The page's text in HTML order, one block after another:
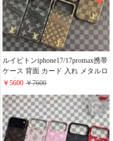
ルイビトンiphone17/17promax携帯
ケース 背面 カード 入れ メタルロ
ゴ 流行り LV
カード収納 キルティングレザー
ブランド風 iPhone15/14 proケース
モノグラム ダミエ 大人可愛い
￥5600￥7600